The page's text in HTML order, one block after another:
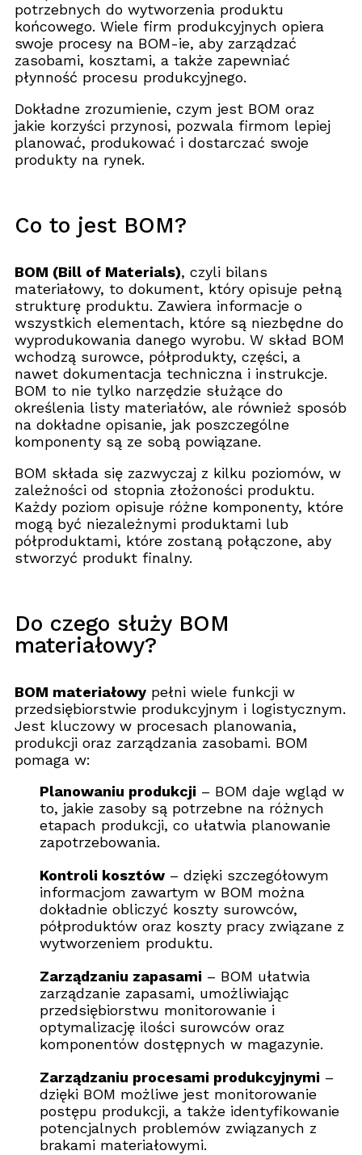
potrzebnych do wytworzenia produktu
końcowego. Wiele firm produkcyjnych opiera
swoje procesy na BOM-ie, aby zarządzać
zasobami, kosztami, a także zapewniać
płynność procesu produkcyjnego.
Dokładne zrozumienie, czym jest BOM oraz
jakie korzyści przynosi, pozwala firmom lepiej
planować, produkować i dostarczać swoje
produkty na rynek.
Co to jest BOM?
BOM (Bill of Materials), czyli bilans
materiałowy, to dokument, który opisuje pełną
strukturę produktu. Zawiera informacje o
wszystkich elementach, które są niezbędne do
wyprodukowania danego wyrobu. W skład BOM
wchodzą surowce, półprodukty, części, a
nawet dokumentacja techniczna i instrukcje.
BOM to nie tylko narzędzie służące do
określenia listy materiałów, ale również sposób
na dokładne opisanie, jak poszczególne
komponenty są ze sobą powiązane.
BOM składa się zazwyczaj z kilku poziomów, w
zależności od stopnia złożoności produktu.
Każdy poziom opisuje różne komponenty, które
mogą być niezależnymi produktami lub
półproduktami, które zostaną połączone, aby
stworzyć produkt finalny.
Do czego służy BOM
materiałowy?
BOM materiałowy pełni wiele funkcji w
przedsiębiorstwie produkcyjnym i logistycznym.
Jest kluczowy w procesach planowania,
produkcji oraz zarządzania zasobami. BOM
pomaga w:
Planowaniu produkcji – BOM daje wgląd w
to, jakie zasoby są potrzebne na różnych
etapach produkcji, co ułatwia planowanie
zapotrzebowania.
Kontroli kosztów – dzięki szczegółowym
informacjom zawartym w BOM można
dokładnie obliczyć koszty surowców,
półproduktów oraz koszty pracy związane z
wytworzeniem produktu.
Zarządzaniu zapasami – BOM ułatwia
zarządzanie zapasami, umożliwiając
przedsiębiorstwu monitorowanie i
optymalizację ilości surowców oraz
komponentów dostępnych w magazynie.
Zarządzaniu procesami produkcyjnymi –
dzięki BOM możliwe jest monitorowanie
postępu produkcji, a także identyfikowanie
potencjalnych problemów związanych z
brakami materiałowymi.